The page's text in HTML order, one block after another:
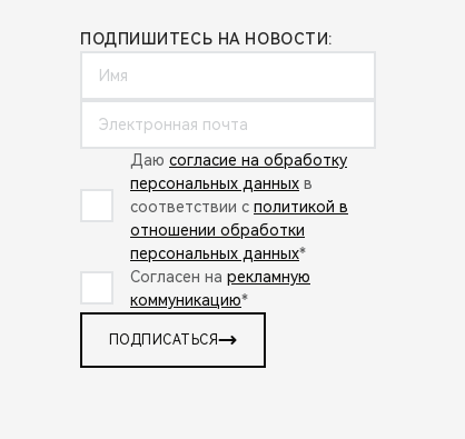
ПОДПИШИТЕСЬ НА НОВОСТИ:
Даю согласие на обработку
персональных данных в
соответствии с политикой в
отношении обработки
персональных данных*
Согласен на рекламную
коммуникацию*
ПОДПИСАТЬСЯ